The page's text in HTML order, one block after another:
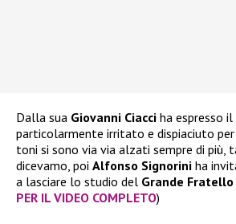
Dalla sua Giovanni Ciacci ha espresso
particolarmente irritato e dispiaciuto
toni si sono via via alzati sempre di più,
dicevamo, poi Alfonso Signorini ha
a lasciare lo studio del Grande Fratello
PER IL VIDEO COMPLETO)